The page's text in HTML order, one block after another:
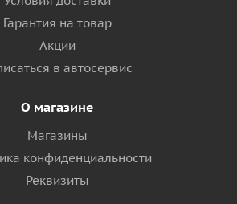
Гарантия на товар
Акции
в автосервис
О магазине
Магазины
конфиденциальности
Реквизиты